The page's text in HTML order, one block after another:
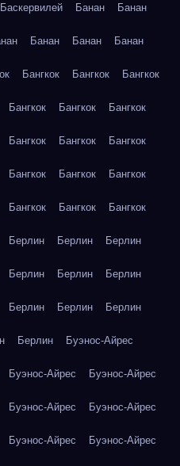
Банан Банан
Банан Банан Банан
Бангкок Бангкок Бангкок
Бангкок Бангкок Бангкок
Бангкок Бангкок Бангкок
Бангкок Бангкок Бангкок
Бангкок Бангкок Бангкок
Берлин Берлин Берлин
Берлин Берлин Берлин
Берлин Берлин Берлин
Берлин Буэнос-Айрес
Буэнос-Айрес Буэнос-Айрес
Буэнос-Айрес Буэнос-Айрес
Буэнос-Айрес Буэнос-Айрес